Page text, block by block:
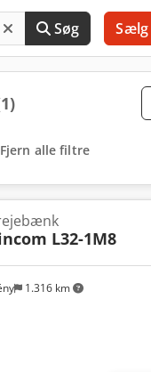
Søg Sælg
Fjern alle filtre
1.316 km
L32-1M8